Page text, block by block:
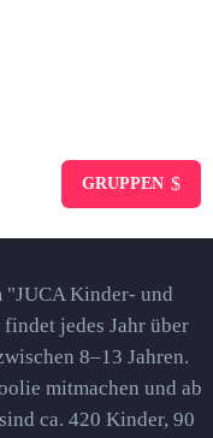
GRUPPEN $
"JUCA Kinder- und
jedes Jahr über
8–13 Jahren.
mitmachen und ab
ca. 420 Kinder, 90